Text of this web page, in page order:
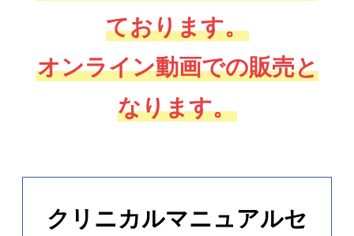
ております。
オンライン動画での販売と
なります。
クリニカルマニュアルセ